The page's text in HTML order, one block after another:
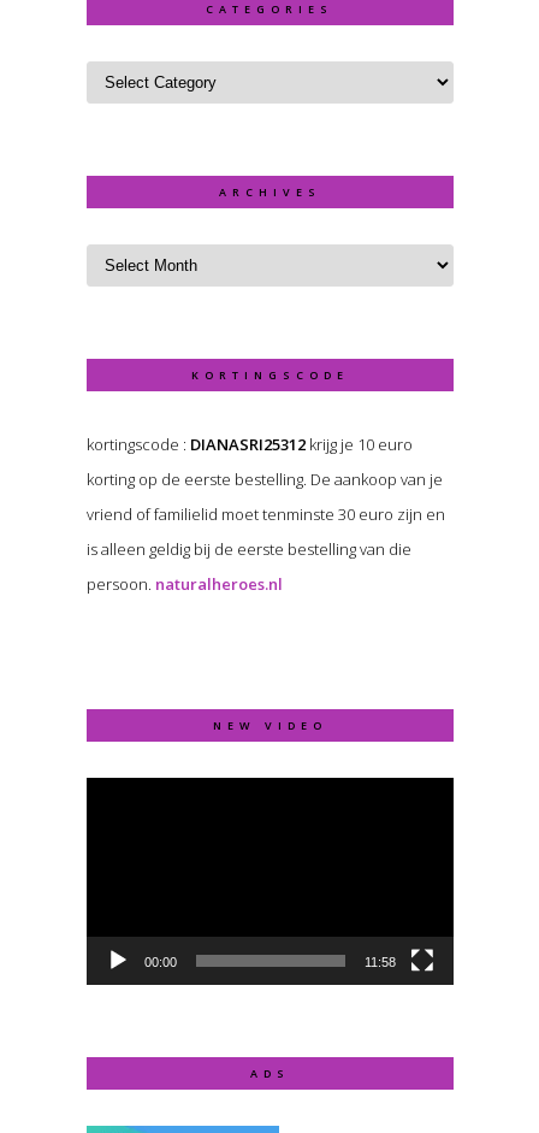
CATEGORIES
ARCHIVES
KORTINGSCODE
kortingscode : DIANASRI25312krijg je 10 euro
korting op de eerste bestelling. De aankoop van je
vriend of familielid moet tenminste 30 euro zijn en
is alleen geldig bij de eerste bestelling van die
persoon. naturalheroes.nl
NEW VIDEO
Video
00:00 11:58
ADS